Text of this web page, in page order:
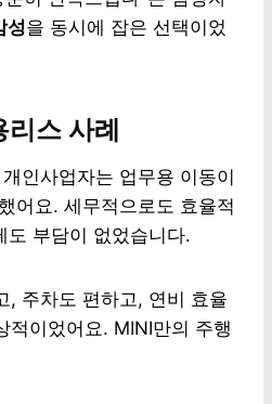
성을 동시에 잡은 선택이었
리스 사례
인사업자는 업무용 이동이
어요. 세무적으로도 효율적
도 부담이 없었습니다.
, 주차도 편하고, 연비 효율
적이었어요. MINI만의 주행